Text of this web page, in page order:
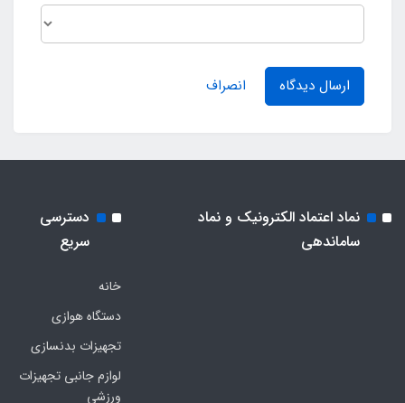
ارسال دیدگاه انصراف
نماد اعتماد الکترونیک و نماد
ساماندهی
دسترسی
سریع
خانه
دستگاه هوازی
تجهیزات بدنسازی
لوازم جانبی تجهیزات
ورزشی